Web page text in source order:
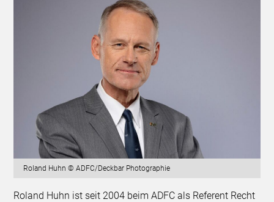
Roland Huhn © ADFC/Deckbar Photographie
Roland Huhn ist seit 2004 beim ADFC als Referent Recht